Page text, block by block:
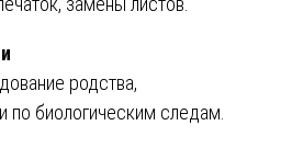
родства,
по биологическим следам.